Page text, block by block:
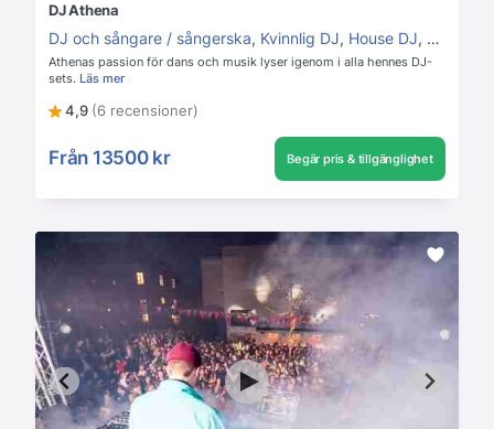
DJ Athena
DJ och sångare / sångerska, Kvinnlig DJ, House DJ, Allround
Athenas passion för dans och musik lyser igenom i alla hennes DJ-
sets. Läs mer
4,9 (6 recensioner)
Från 13500 kr Begär pris & tillgänglighet